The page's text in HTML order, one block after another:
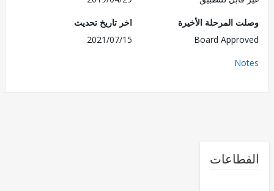
المرحلة الأخيرة
Board
اخر تاريخ تحديث
2021/07/15